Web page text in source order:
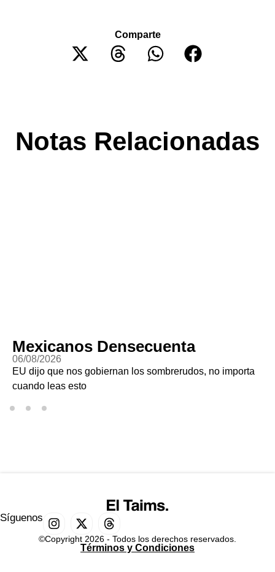
Comparte
Notas Relacionadas
Mexicanos Densecuenta
06/08/2026
EU dijo que nos gobiernan los sombrerudos, no importa
cuando leas esto
Síguenos
©Copyright 2026 - Todos los derechos reservados.
Términos y Condiciones